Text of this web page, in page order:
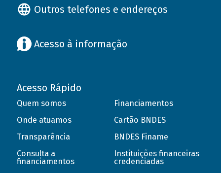
Outros telefones e endereços
Acesso à informação
Acesso Rápido
Quem somos
Onde atuamos
Transparência
Consulta a
financiamentos
Financiamentos
Cartão BNDES
BNDES Finame
Instituições financeiras
credenciadas